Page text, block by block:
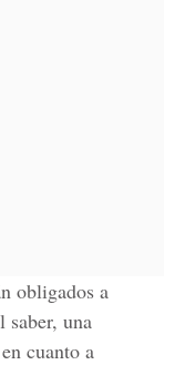
obligados a
una
cuanto a